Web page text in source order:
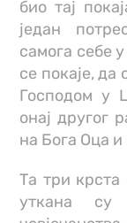
био тај
један
самога себе
се покаје, да
Господом у
онај другог
на Бога Оца
Та три крста
уткана